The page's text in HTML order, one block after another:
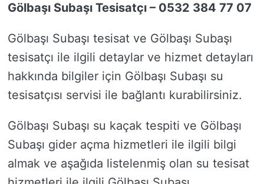
Gölbaşı Subaşı Tesisatçı – 0532 384 77 07
Gölbaşı Subaşı tesisat ve Gölbaşı Subaşı
tesisatçı ile ilgili detaylar ve hizmet detayları
hakkında bilgiler için Gölbaşı Subaşı su
tesisatçısı servisi ile bağlantı kurabilirsiniz.
Gölbaşı Subaşı su kaçak tespiti ve Gölbaşı
Subaşı gider açma hizmetleri ile ilgili bilgi
almak ve aşağıda listelenmiş olan su tesisat